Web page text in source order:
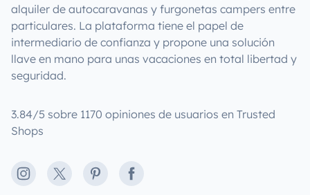
alquiler de autocaravanas y furgonetas campers entre
particulares. La plataforma tiene el papel de
intermediario de confianza y propone una solución
llave en mano para unas vacaciones en total libertad y
seguridad.
3.84/5 sobre 1170 opiniones de usuarios en Trusted
Shops
Instagram
X PinterestFacebook